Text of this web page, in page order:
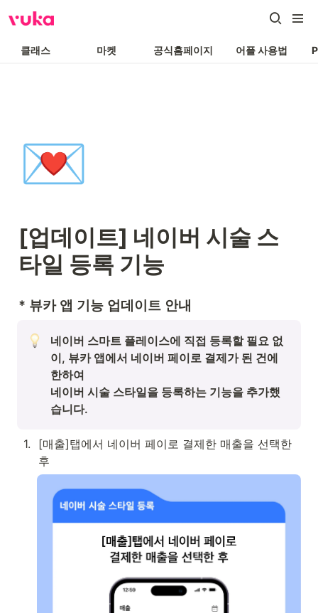
클래스 마켓 공식홈페이지 어플 사용법
💌
[업데이트] 네이버 시술 스
타일 등록 기능
* 뷰카 앱 기능 업데이트 안내
네이버 스마트 플레이스에 직접 등록할 필요 없
이, 뷰카 앱에서 네이버 페이로 결제가 된 건에
한하여
네이버 시술 스타일을 등록하는 기능을 추가했
습니다.
1.
[매출]탭에서 네이버 페이로 결제한 매출을 선택한
후